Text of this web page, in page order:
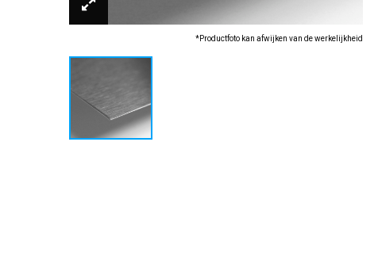
*Productfoto kan afwijken van de werkelijkheid